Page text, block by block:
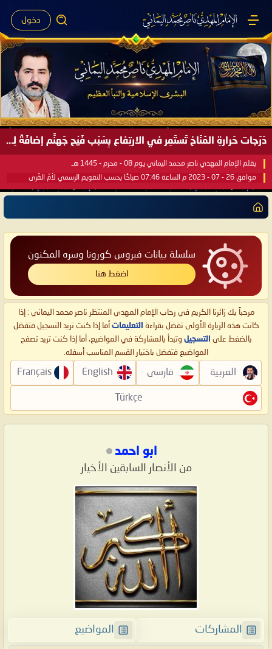
دخول
دَرَجات حَرارةِ المُنَاخ تَستَمِر في الارتِفاع بِسَبَب فَيْح جَهنَّم إضافَةً لِحرارةِ الشَّمس في مُحكَم القُرآن العَظيم ..
بقلم الإمام المهدي ناصر محمد اليماني يوم 08 - محرم - 1445 هـ
موافق 26 - 07 - 2023 م الساعة 07:46 صباحًا بحسب التقويم الرسمي لأمّ القُرى
سلسلة بيانات فيروس كورونا وسره المكنون
اضغط هنا
مرحباً بك زائرنا الكريم في رحاب الإمام المهدي المنتظر ناصر محمد اليماني : إذا
كانت هذه الزيارة الأولى تفضل بقراءة التعليمات أما إذا كنت تريد التسجيل فتفضل
بالضغط على التسجيل وتبدأ بالمشاركة في المواضيع، أما إذا كنت تريد تصفح
المواضيع فتفضل باختيار القسم المناسب أسفله.
العربية فارسی English
Français
Türkçe
ابو احمد
من الأنصار السابقين الأخيار
المشاركات المواضيع